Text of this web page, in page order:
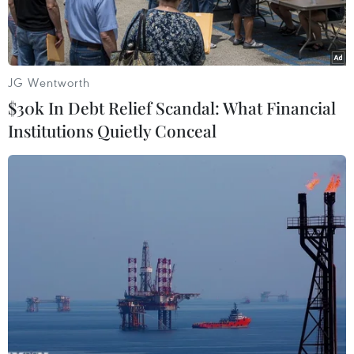
Điện thoại Galaxy Fold của Samsung có giá bán
tới 1.980 USD dễ bị hỏng, vỡ sau một hoặc hai
Theo hãng tin CNBC, một sỗ mẫu điện thoại
được Samsung gửi cho hãng tin này để đánh giá
JG Wentworth
$30k In Debt Relief Scandal: What Financial
Institutions Quietly Conceal